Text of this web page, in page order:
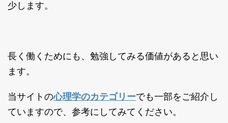
少します。
長く働くためにも、勉強してみる価値があると思い
ます。
当サイトの心理学のカテゴリーでも一部をご紹介し
ていますので、参考にしてみてください。